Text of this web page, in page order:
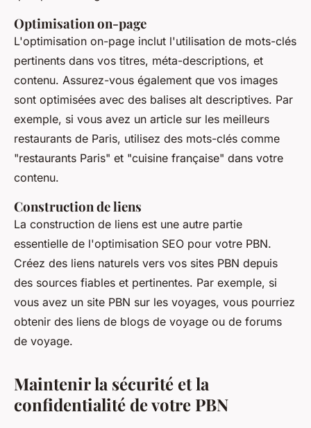
Optimisation on-page
L'optimisation on-page inclut l'utilisation de mots-clés
pertinents dans vos titres, méta-descriptions, et
contenu. Assurez-vous également que vos images
sont optimisées avec des balises alt descriptives. Par
exemple, si vous avez un article sur les meilleurs
restaurants de Paris, utilisez des mots-clés comme
"restaurants Paris" et "cuisine française" dans votre
contenu.
Construction de liens
La construction de liens est une autre partie
essentielle de l'optimisation SEO pour votre PBN.
Créez des liens naturels vers vos sites PBN depuis
des sources fiables et pertinentes. Par exemple, si
vous avez un site PBN sur les voyages, vous pourriez
obtenir des liens de blogs de voyage ou de forums
de voyage.
Maintenir la sécurité et la
confidentialité de votre PBN